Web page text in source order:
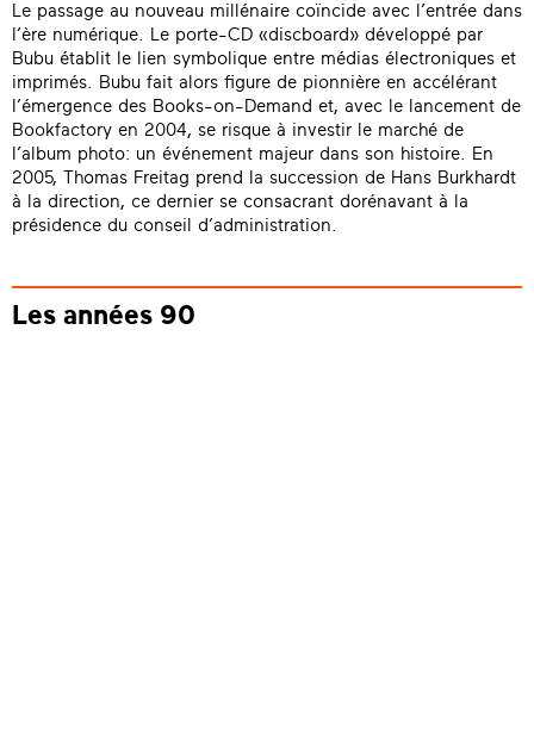
Le passage au nouveau millénaire coïncide avec l’entrée dans
l’ère numérique. Le porte-CD «discboard» développé par
Bubu établit le lien symbolique entre médias électroniques et
imprimés. Bubu fait alors figure de pionnière en accélérant
l’émergence des Books-on-Demand et, avec le lancement de
Bookfactory en 2004, se risque à investir le marché de
l’album photo: un événement majeur dans son histoire. En
2005, Thomas Freitag prend la succession de Hans Burkhardt
à la direction, ce dernier se consacrant dorénavant à la
présidence du conseil d’administration.
Les années 90